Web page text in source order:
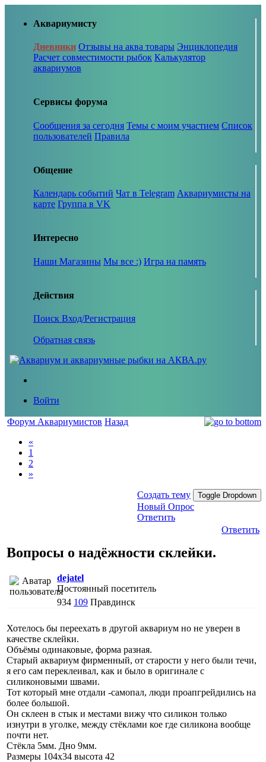
Аквариумисту
Дневники Отзывы на аква товары Энциклопедия
Расчет совместимости рыбок Калькулятор
аквариумов
Сервисы форума
Сообщения за сегодня Темы с моим участием Список
пользователей Правила
Общение
Календарь событий Чат в Telegram Аквариумисты на
карте Группа в VK
Интересно
Наши Магазины Мы все :) Игра на память
Действия
Поиск Вход/Регистрация
Обратная связь
Войти
Форум Аквариумистов Назад
«
1
2
»
Создать тему Toggle Dropdown
Новый Опрос
Ответить
Ответить
Вопросы о надёжности склейки.
dejatel
Постоянный посетитель
934 109 Правдинск
Хотелось бы переехать в другой аквариум но не уверен в
качестве склейки.
Объёмы одинаковые, форма разная.
Старый аквариум фирменный, от старости у него были течи,
я его сам переклеивал, как и было в оригинале с
силиконовыми швами.
Тот который мне отдали -самопал, люди проапгрейдились на
более большой.
Он склеен в стык и местами вижу что силикон только
изнутри в уголке, между стёклами кое где силикона вообще
почти нет.
Стёкла 5мм. Дно 9мм.
Размеры 104х34 высота 42